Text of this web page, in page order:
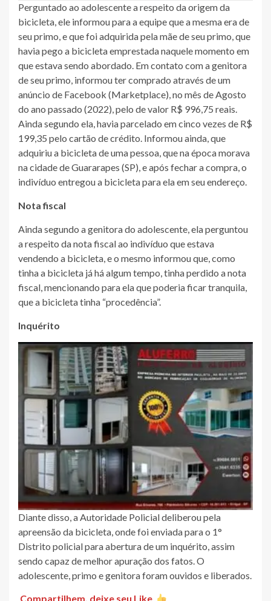
Perguntado ao adolescente a respeito da origem da
bicicleta, ele informou para a equipe que a mesma era de
seu primo, e que foi adquirida pela mãe de seu primo, que
havia pego a bicicleta emprestada naquele momento em
que estava sendo abordado. Em contato com a genitora
de seu primo, informou ter comprado através de um
anúncio de Facebook (Marketplace), no mês de Agosto
do ano passado (2022), pelo de valor R$ 996,75 reais.
Ainda segundo ela, havia parcelado em cinco vezes de R$
199,35 pelo cartão de crédito. Informou ainda, que
adquiriu a bicicleta de uma pessoa, que na época morava
na cidade de Guararapes (SP), e após fechar a compra, o
indivíduo entregou a bicicleta para ela em seu endereço.
Nota fiscal
Ainda segundo a genitora do adolescente, ela perguntou
a respeito da nota fiscal ao indivíduo que estava
vendendo a bicicleta, e o mesmo informou que, como
tinha a bicicleta já há algum tempo, tinha perdido a nota
fiscal, mencionando para ela que poderia ficar tranquila,
que a bicicleta tinha “procedência”.
Inquérito
Diante disso, a Autoridade Policial deliberou pela
apreensão da bicicleta, onde foi enviada para o 1°
Distrito policial para abertura de um inquérito, assim
sendo capaz de melhor apuração dos fatos. O
adolescente, primo e genitora foram ouvidos e liberados.
Compartilhem, deixe seu Like